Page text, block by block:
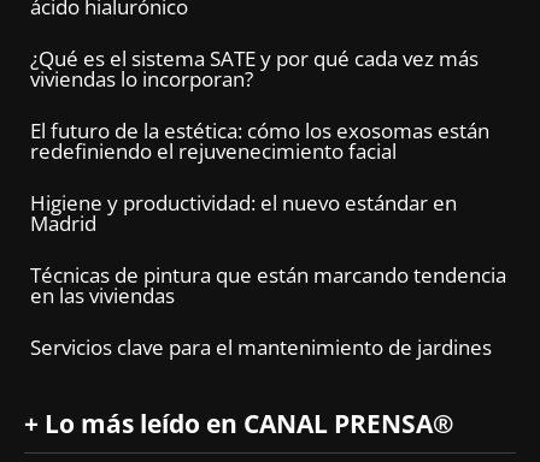
ácido hialurónico
¿Qué es el sistema SATE y por qué cada vez más
viviendas lo incorporan?
El futuro de la estética: cómo los exosomas están
redefiniendo el rejuvenecimiento facial
Higiene y productividad: el nuevo estándar en
Madrid
Técnicas de pintura que están marcando tendencia
en las viviendas
Servicios clave para el mantenimiento de jardines
+ Lo más leído en CANAL PRENSA®